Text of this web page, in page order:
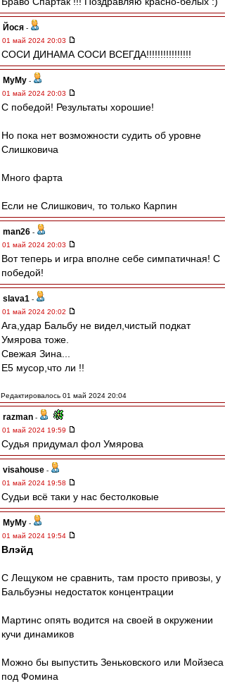
Йося -
01 май 2024 20:03
СОСИ ДИНАМА СОСИ ВСЕГДА!!!!!!!!!!!!!!!!
МуМу -
01 май 2024 20:03
С победой! Результаты хорошие!
Но пока нет возможности судить об уровне
Слишковича
Много фарта
Если не Слишкович, то только Карпин
man26 -
01 май 2024 20:03
Вот теперь и игра вполне себе симпатичная! С
победой!
slava1 -
01 май 2024 20:02
Ага,удар Бальбу не видел,чистый подкат
Умярова тоже.
Свежая Зина...
Е5 мусор,что ли !!
Редактировалось 01 май 2024 20:04
razman -
01 май 2024 19:59
Судья придумал фол Умярова
visahouse -
01 май 2024 19:58
Судьи всё таки у нас бестолковые
МуМу -
01 май 2024 19:54
Влэйд
С Лещуком не сравнить, там просто привозы, у
Бальбуэны недостаток концентрации
Мартинс опять водится на своей в окружении
кучи динамиков
Можно бы выпустить Зеньковского или Мойзеса
под Фомина